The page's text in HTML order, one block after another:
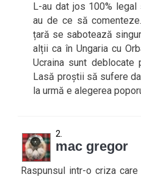
L-au dat jos 100%
au de ce să
țară se sabotează
alții ca în Ungaria cu
Ucraina sunt deblocate
Lasă proștii să sufere
la urmă e alegerea
mac gregor
Raspunsul intr-o criza